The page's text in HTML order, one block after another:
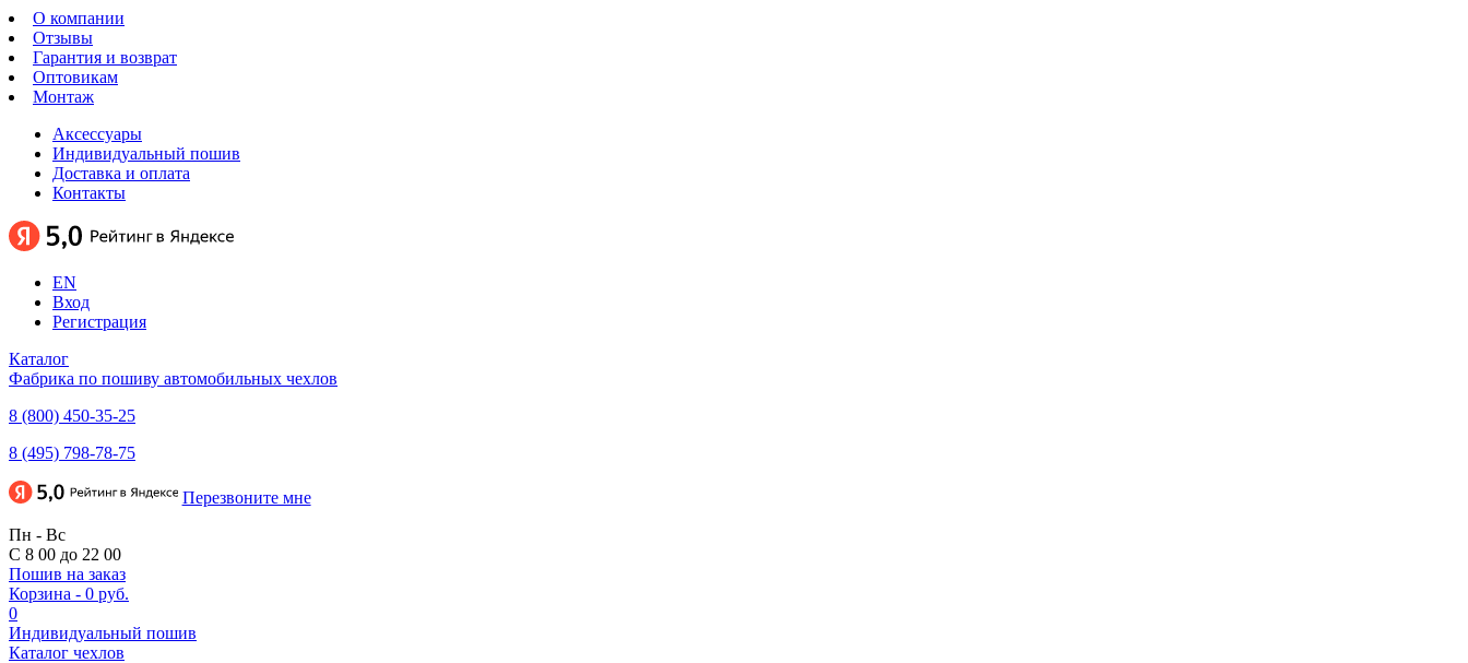
О компании
Отзывы
Гарантия и возврат
Оптовикам
Монтаж
Аксессуары
Индивидуальный пошив
Доставка и оплата
Контакты
EN
Вход
Регистрация
Каталог
Фабрика по пошиву автомобильных чехлов
8 (800) 450-35-25
8 (495) 798-78-75
Перезвоните мне
Пн - Вс
С 8 00 до 22 00
Пошив на заказ
Корзина - 0 руб.
0
Индивидуальный пошив
Каталог чехлов